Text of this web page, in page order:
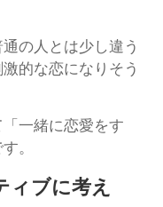
の人とは少し違う
的な恋になりそう
一緒に恋愛をす
。
ィブに考え